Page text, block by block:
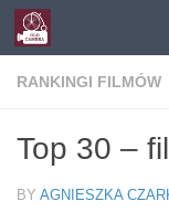
Skip to content
RANKINGI FILMÓW
Top 30 –
BY AGNIESZKA